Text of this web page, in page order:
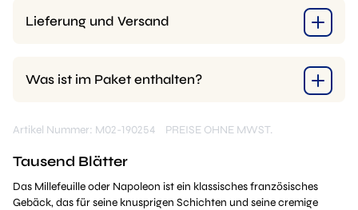
Lieferung und Versand
Was ist im Paket enthalten?
Artikel Nummer: M02-190254 PREISE OHNE MWST.
Tausend Blätter
Das Millefeuille oder Napoleon ist ein klassisches französisches
Gebäck, das für seine knusprigen Schichten und seine cremige